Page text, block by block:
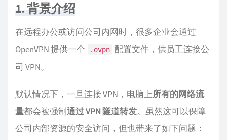
1. 背景介绍
在远程办公或访问公司内网时，很多企业会通过
OpenVPN 提供一个
.ovpn
配置文件，供员工连接公
司 VPN。
默认情况下，一旦连接 VPN，电脑上所有的网络流
量都会被强制通过 VPN 隧道转发。虽然这可以保障
公司内部资源的安全访问，但也带来了如下问题：